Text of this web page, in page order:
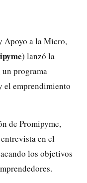
Apoyo a la Micro,
) lanzó la
programa
el emprendimiento
de Promipyme,
en el
los objetivos